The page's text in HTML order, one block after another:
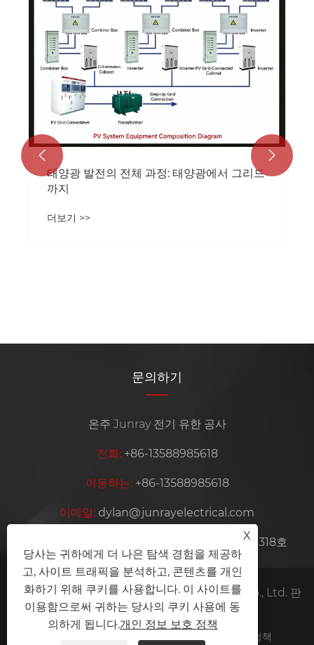
태양광 발전의 전체 과정: 태양광에서 그리드
까지
더보기 >>
 
문의하기
온주 Junray 전기 유한 공사
전화: +86-13588985618
이동하는: +86-13588985618
이메일: dylan@junrayelectrical.com
중국 절강성 웨칭시 경제개발구 웨이뎬로 318호
저작권 © 2026 Wenzhou Junray Electrical Co., Ltd. 판
권 소유.
개인 정보 보호 정책
X
당사는 귀하에게 더 나은 탐색 경험을 제공하
고, 사이트 트래픽을 분석하고, 콘텐츠를 개인
화하기 위해 쿠키를 사용합니다. 이 사이트를
이용함으로써 귀하는 당사의 쿠키 사용에 동
의하게 됩니다.개인 정보 보호 정책